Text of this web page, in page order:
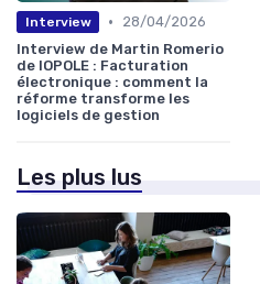
Interview •
28/04/2026
Interview de Martin Romerio
de IOPOLE : Facturation
électronique : comment la
réforme transforme les
logiciels de gestion
Les plus lus